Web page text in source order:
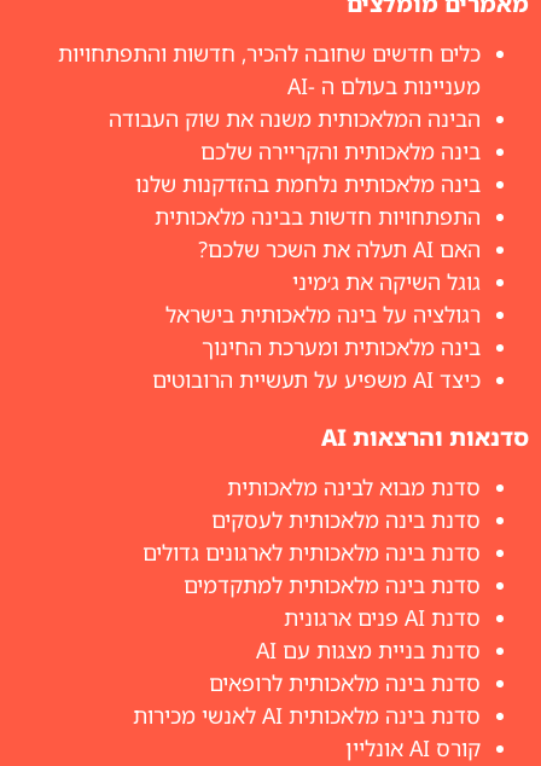
כלים חדשים שחובה להכיר, חדשות והתפתחויות
מעניינות בעולם ה -AI
הבינה המלאכותית משנה את שוק העבודה
בינה מלאכותית והקריירה שלכם
בינה מלאכותית נלחמת בהזדקנות שלנו
התפתחויות חדשות בבינה מלאכותית
האם AI תעלה את השכר שלכם?
גוגל השיקה את ג׳מיני
רגולציה על בינה מלאכותית בישראל
בינה מלאכותית ומערכת החינוך
כיצד AI משפיע על תעשיית הרובוטים
סדנאות והרצאות AI
סדנת מבוא לבינה מלאכותית
סדנת בינה מלאכותית לעסקים
סדנת בינה מלאכותית לארגונים גדולים
סדנת בינה מלאכותית למתקדמים
סדנת AI פנים ארגונית
סדנת בניית מצגות עם AI
סדנת בינה מלאכותית לרופאים
סדנת בינה מלאכותית AI לאנשי מכירות
קורס AI אונליין